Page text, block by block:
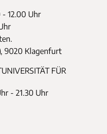
- 12.00 Uhr
9020 Klagenfurt
FÜR
- 21.30 Uhr